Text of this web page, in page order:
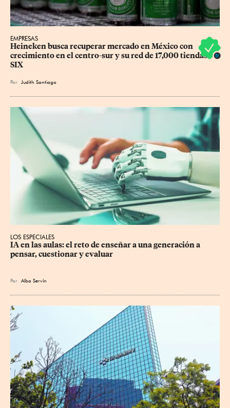
EMPRESAS
Heineken busca recuperar mercado en México con
crecimiento en el centro-sur y su red de 17,000 tiendas
SIX
Por Judith Santiago
LOS ESPECIALES
IA en las aulas: el reto de enseñar a una generación a
pensar, cuestionar y evaluar
Por Alba Servín